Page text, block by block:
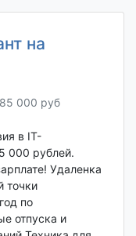
на
000 руб
в IT-
000 рублей.
Удаленка
точки
по
отпуска и